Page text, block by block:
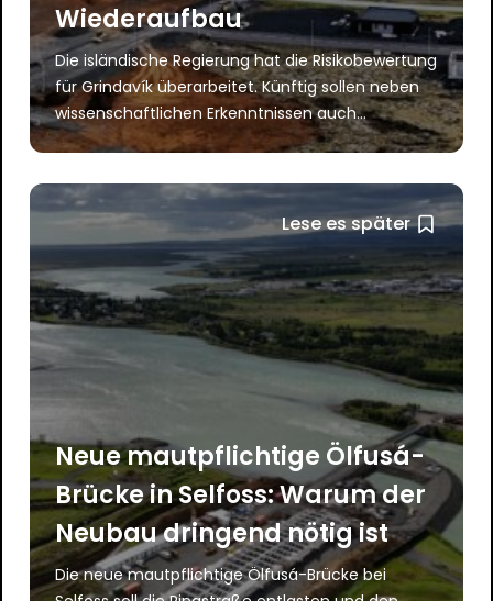
Wiederaufbau
Die isländische Regierung hat die Risikobewertung
für Grindavík überarbeitet. Künftig sollen neben
wissenschaftlichen Erkenntnissen auch...
Lese es später
Neue mautpflichtige Ölfusá-
Brücke in Selfoss: Warum der
Neubau dringend nötig ist
Die neue mautpflichtige Ölfusá-Brücke bei